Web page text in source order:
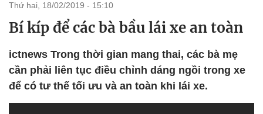
thứ hai, 18/02/2019 - 15:10
Bí kíp để các bà bầu lái xe an toàn
ictnews Trong thời gian mang thai, các bà mẹ
cần phải liên tục điều chỉnh dáng ngồi trong xe
để có tư thế tối ưu và an toàn khi lái xe.